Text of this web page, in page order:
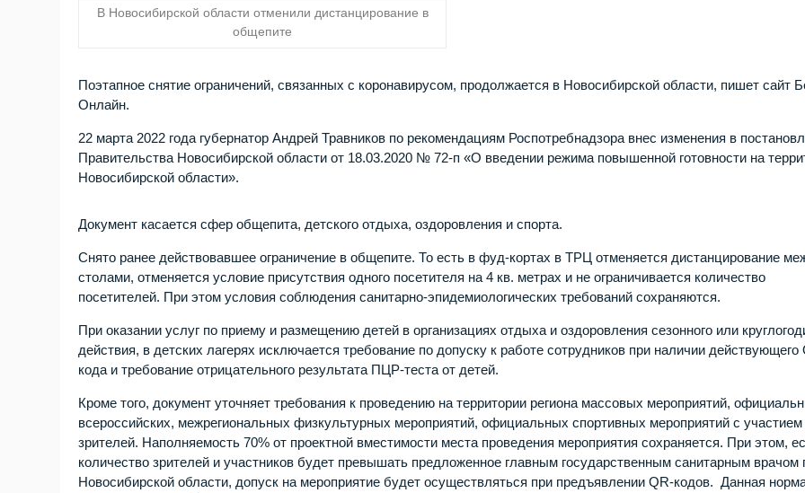
В Новосибирской области отменили дистанцирование в
общепите
Поэтапное снятие ограничений, связанных с коронавирусом, продолжается в Новосибирской области, пишет сайт
Онлайн.
22 марта 2022 года губернатор Андрей Травников по рекомендациям Роспотребнадзора внес изменения в
Правительства Новосибирской области от 18.03.2020 № 72-п «О введении режима повышенной готовности на
Новосибирской области».
Документ касается сфер общепита, детского отдыха, оздоровления и спорта.
Снято ранее действовавшее ограничение в общепите. То есть в фуд-кортах в ТРЦ отменяется дистанцирование
столами, отменяется условие присутствия одного посетителя на 4 кв. метрах и не ограничивается количество
посетителей. При этом условия соблюдения санитарно-эпидемиологических требований сохраняются.
При оказании услуг по приему и размещению детей в организациях отдыха и оздоровления сезонного или
действия, в детских лагерях исключается требование по допуску к работе сотрудников при наличии действующего
кода и требование отрицательного результата ПЦР-теста от детей.
Кроме того, документ уточняет требования к проведению на территории региона массовых мероприятий,
всероссийских, межрегиональных физкультурных мероприятий, официальных спортивных мероприятий с участием
зрителей. Наполняемость 70% от проектной вместимости места проведения мероприятия сохраняется. При этом,
количество зрителей и участников будет превышать предложенное главным государственным санитарным врачом
Новосибирской области, допуск на мероприятие будет осуществляться при предъявлении QR-кодов. Данная